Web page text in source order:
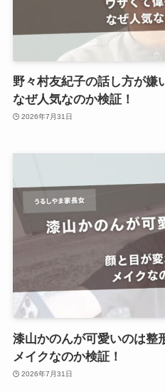
野々村友紀子の話し方が嫌
なぜ人気なのか検証！
2026年7月31日
漆山かのんが可愛いのは整
メイクなのか検証！
2026年7月31日